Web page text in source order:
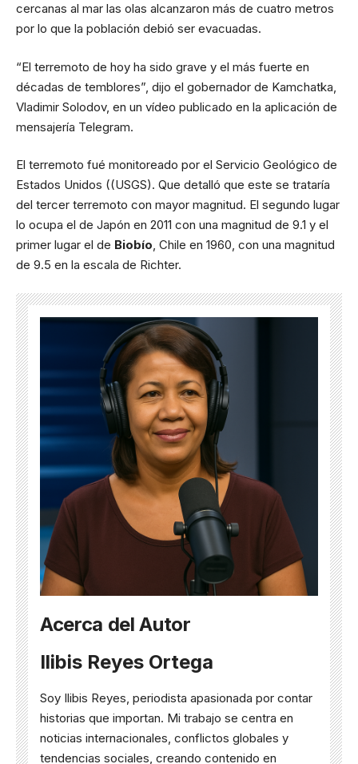
cercanas al mar las olas alcanzaron más de cuatro metros
por lo que la población debió ser evacuadas.
“El terremoto de hoy ha sido grave y el más fuerte en
décadas de temblores”, dijo el gobernador de Kamchatka,
Vladimir Solodov, en un vídeo publicado en la aplicación de
mensajería Telegram.
El terremoto fué monitoreado por el Servicio Geológico de
Estados Unidos ((USGS). Que detalló que este se trataría
del tercer terremoto con mayor magnitud. El segundo lugar
lo ocupa el de Japón en 2011 con una magnitud de 9.1 y el
primer lugar el de Biobío, Chile en 1960, con una magnitud
de 9.5 en la escala de Richter.
Acerca del Autor
Ilibis Reyes Ortega
Soy Ilibis Reyes, periodista apasionada por contar
historias que importan. Mi trabajo se centra en
noticias internacionales, conflictos globales y
tendencias sociales, creando contenido en